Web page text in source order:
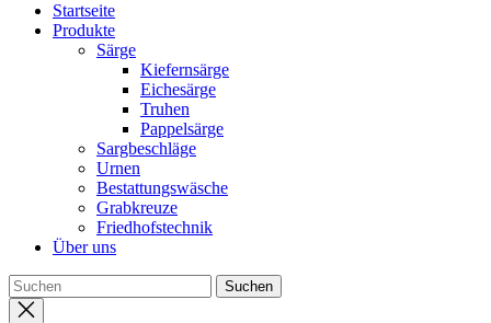
Startseite
Produkte
Särge
Kiefernsärge
Eichesärge
Truhen
Pappelsärge
Sargbeschläge
Urnen
Bestattungswäsche
Grabkreuze
Friedhofstechnik
Über uns
Close